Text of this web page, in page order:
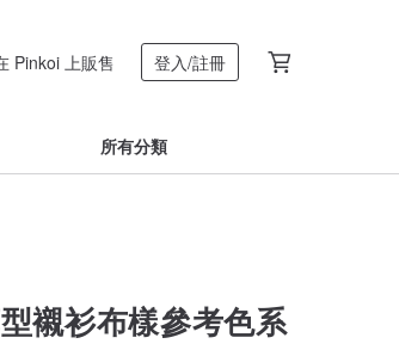
Pinkoi 上販售 登入/註冊
所有分類
襯衫布樣參考色系